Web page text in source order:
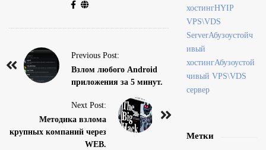
Previous Post:
Взлом любого Android
приложения за 5 минут.
Next Post:
Методика взлома
крупных компаний через
WEB.
хостингHYIP
VPS\VDS
ServerАбузоустойч
ивый
хостингАбузоустой
чивый VPS\VDS
сервер
Метки